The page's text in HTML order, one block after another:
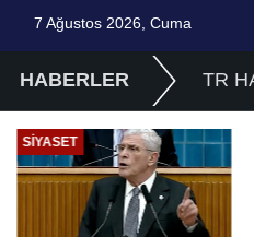
7 Ağustos 2026, Cuma
HABERLER TR
SIYASET